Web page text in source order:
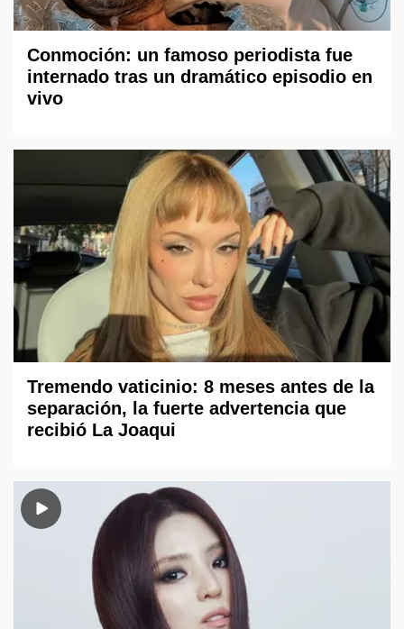
Conmoción: un famoso periodista fue
internado tras un dramático episodio en
vivo
Tremendo vaticinio: 8 meses antes de la
separación, la fuerte advertencia que
recibió La Joaqui